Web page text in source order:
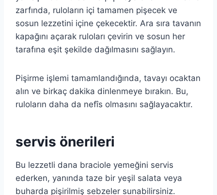
zarfında, ruloların içi tamamen pişecek ve
sosun lezzetini içine çekecektir. Ara sıra tavanın
kapağını açarak ruloları çevirin ve sosun her
tarafına eşit şekilde dağılmasını sağlayın.
Pişirme işlemi tamamlandığında, tavayı ocaktan
alın ve birkaç dakika dinlenmeye bırakın. Bu,
ruloların daha da nefîs olmasını sağlayacaktır.
servis önerileri
Bu lezzetli dana braciole yemeğini servis
ederken, yanında taze bir yeşil salata veya
buharda pişirilmiş sebzeler sunabilirsiniz.